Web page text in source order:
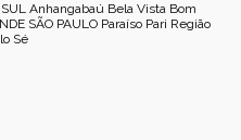
Anhangabaú Bela Vista Bom
SÃO PAULO Paraíso Pari Região
Sé